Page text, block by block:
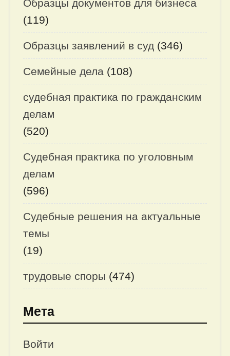
Образцы документов для бизнеса
(119)
Образцы заявлений в суд (346)
Семейные дела (108)
судебная практика по гражданским
делам
(520)
Судебная практика по уголовным
делам
(596)
Судебные решения на актуальные
темы
(19)
трудовые споры (474)
Мета
Войти